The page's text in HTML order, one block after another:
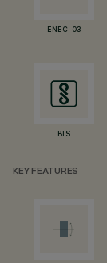
ENEC-03
BIS
KEY FEATURES